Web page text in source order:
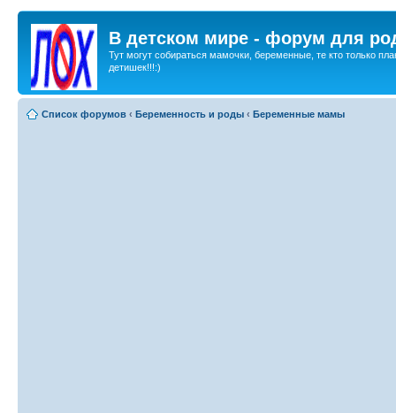
В детском мире - форум для
Тут могут собираться мамочки, беременные, те кто только
детишек!!!:)
Список форумов ‹ Беременность и роды ‹ Беременные мамы